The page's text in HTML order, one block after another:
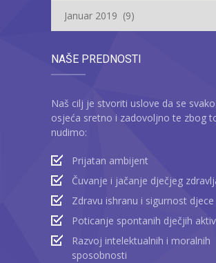
NAŠE PREDNOSTI
Naš cilj je stvoriti uslove da se
osjeća sretno i zadovoljno te zbog
nudimo:
Prijatan ambijent
Čuvanje i jačanje dječjeg
Zdravu ishranu i sigurnost djece
Poticanje spontanih dječjih
Razvoj intelektualnih i moralnih
sposobnosti